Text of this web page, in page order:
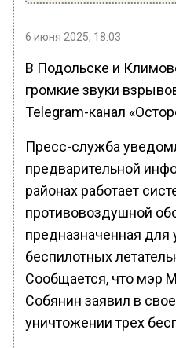
6 июня 2025, 18:03
В Подольске и
громкие звуки
Telegram-канал
Пресс-служба
предварительной
районах работает
противовоздушной
предназначенная для
беспилотных
Сообщается, что мэр
Собянин заявил в
уничтожении трех